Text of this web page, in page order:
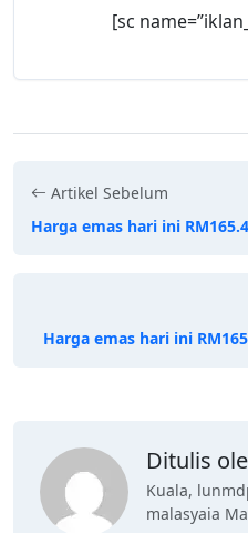
[sc
Artikel Sebelum
Harga emas hari ini
Harga emas hari ini
Ditulis
Kuala,
malasyaia